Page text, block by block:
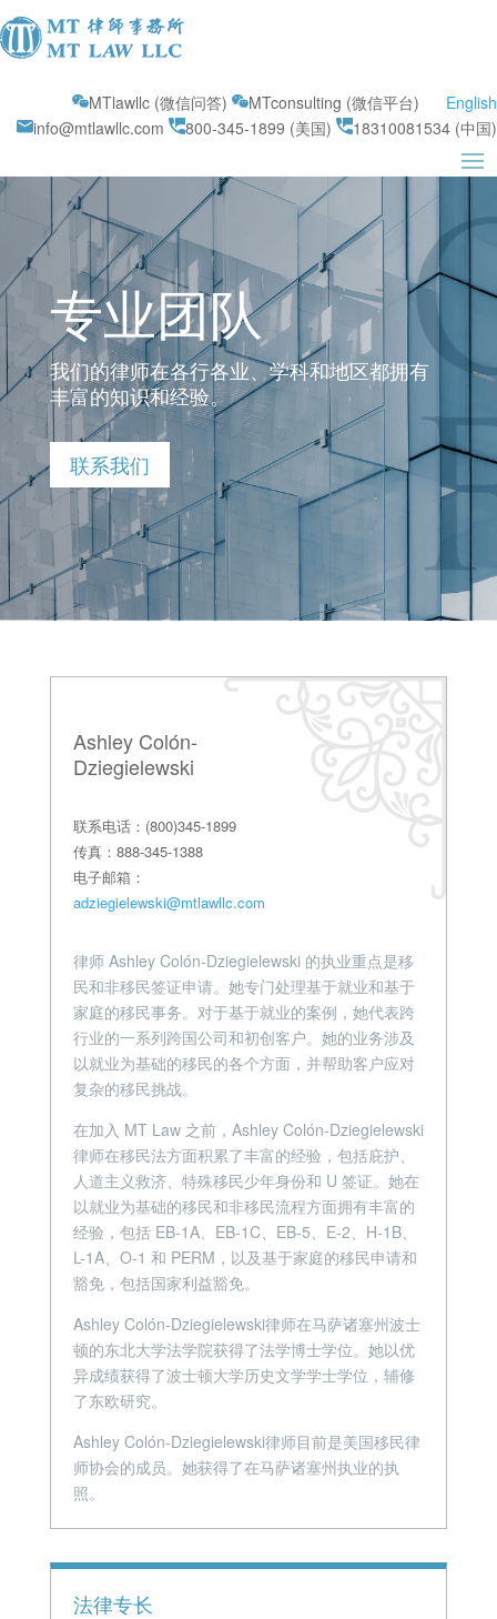
MTlawllc (微信问答) MTconsulting (微信平台) English
info@mtlawllc.com
800-345-1899 (美国) 18310081534 (中国)
专业团队
我们的律师在各行各业、学科和地区都拥有
丰富的知识和经验。
联系我们
Ashley Colón-
Dziegielewski
联系电话：(800)345-1899
传真：888-345-1388
电子邮箱：
adziegielewski@mtlawllc.com
律师 Ashley Colón-Dziegielewski 的执业重点是移
民和非移民签证申请。她专门处理基于就业和基于
家庭的移民事务。对于基于就业的案例，她代表跨
行业的一系列跨国公司和初创客户。她的业务涉及
以就业为基础的移民的各个方面，并帮助客户应对
复杂的移民挑战。
在加入 MT Law 之前，Ashley Colón-Dziegielewski
律师在移民法方面积累了丰富的经验，包括庇护、
人道主义救济、特殊移民少年身份和 U 签证。她在
以就业为基础的移民和非移民流程方面拥有丰富的
经验，包括 EB-1A、EB-1C、EB-5、E-2、H-1B、
L-1A、O-1 和 PERM，以及基于家庭的移民申请和
豁免，包括国家利益豁免。
Ashley Colón-Dziegielewski律师在马萨诸塞州波士
顿的东北大学法学院获得了法学博士学位。她以优
异成绩获得了波士顿大学历史文学学士学位，辅修
了东欧研究。
Ashley Colón-Dziegielewski律师目前是美国移民律
师协会的成员。她获得了在马萨诸塞州执业的执
照。
法律专长